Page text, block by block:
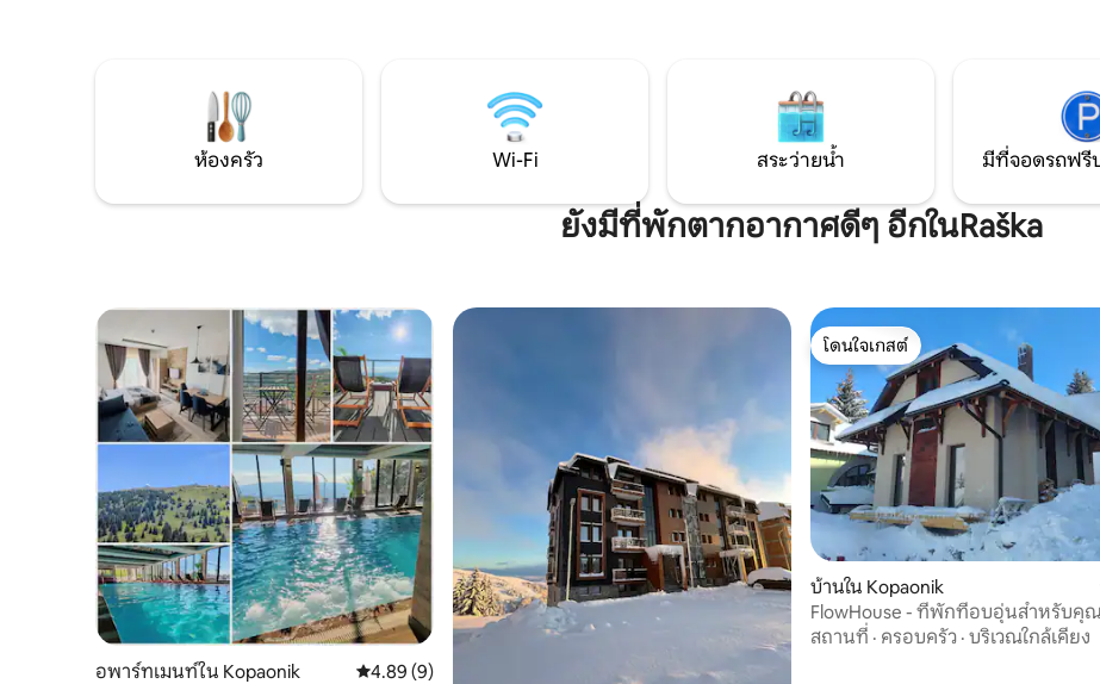
และสถานที่ท่องเที่ยวสกี Vidik B30 เชิญคุณ
เข้าพัก
ห้องครัว Wi-Fi สระว่ายน้ำ มีที่จอดรถฟรี
ยังมีที่พักตากอากาศดีๆ อีกในRaška
อพาร์ทเมนท์ใน Kopaonik คะแนนเฉลี่ย 4.89 จาก 5, 9 รีวิว
4.89 (9)
โดนใจเกสต์
โดนใจเกสต์
บ้านใน Kopaonik
FlowHouse - ที่พักที่อบอุ่นสำหรับคุ
สถานที่ · ครอบครัว · บริเวณใกล้เคียง